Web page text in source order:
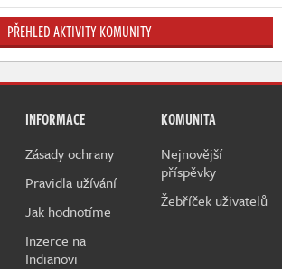
PŘEHLED AKTIVITY KOMUNITY
INFORMACE
Zásady ochrany
Pravidla užívání
Jak hodnotíme
Inzerce na
Indianovi
KOMUNITA
Nejnovější
příspěvky
Žebříček uživatelů